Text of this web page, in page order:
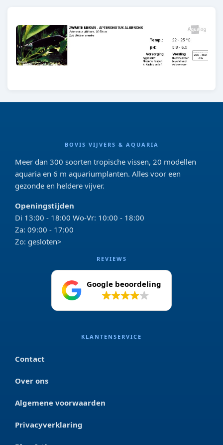
BOVIS VIJVERS & AQUARIA
Meer dan 300 soorten tropische vissen, 20 modellen
aquaria en 6 m aquariumplanten. Alles voor een
gezonde en heldere vijver.
Openingstijden
Di 13:00 - 18:00 Wo-Vr: 10:00 - 18:00
Za: 09:00 - 17:00
Zo: gesloten>
REVIEWS
Google beoordeling
KLANTENSERVICE
Contact
Over ons
Algemene voorwaarden
Privacyverklaring